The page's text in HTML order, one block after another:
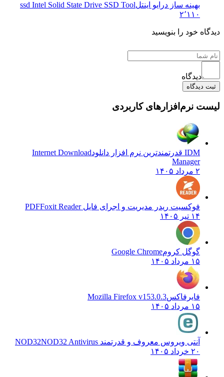
بهینه ساز درایو اینتلssd Intel Solid State Drive SSD Tool
۲٬۱۱۰
دیدگاه خود را بنویسید
دیدگاه
ثبت دیدگاه
لیست نرم‌افزارهای کاربردی
IDM قدرتمندترین نرم افزار دانلود
Internet Download
Manager
۲ مرداد ۱۴۰۵
فوکسیت ریدر مدیریت و اجرای فایل PDFFoxit Reader
۱۴ تیر ۱۴۰۵
گوگل کرومGoogle Chrome
۱۵ مرداد ۱۴۰۵
فایرفاکسMozilla Firefox v153.0.3
۱۵ مرداد ۱۴۰۵
آنتی ویروس معروف و قدرتمند NOD32 NOD32 Antivirus
۲۰ خرداد ۱۴۰۵